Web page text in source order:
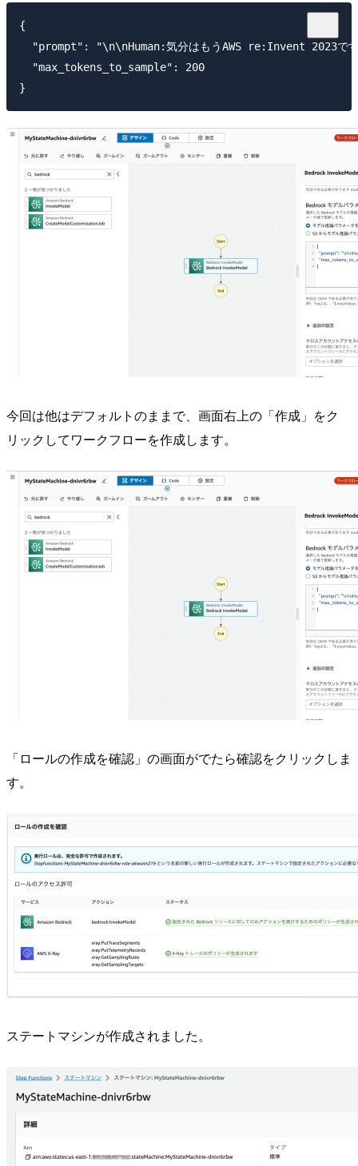
{
"prompt": "\n\nHuman:気分はもうAWS re:Invent 2023で
  "max_tokens_to_sample": 200
今回は他はデフォルトのままで、画面右上の「作成」をク
リックしてワークフローを作成します。
「ロールの作成を確認」の画面がでたら確認をクリックしま
す。
ステートマシンが作成されました。